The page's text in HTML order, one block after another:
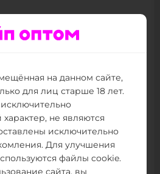
сочетания и
REDBULL с лесными
лимонад со льдом,
Виноградный REDBULL со
со льдом,
и Черничный REDBULL.
Ананас ежевика, Арбуз с
на данном сайте,
для лиц старше 18 лет.
не являются
исключительно
Для улучшения
файлы cookie.